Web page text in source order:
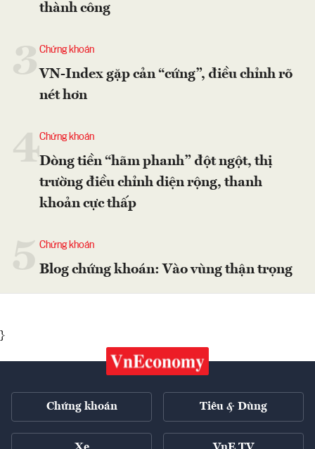
thành công
Chứng khoán
VN-Index gặp cản “cứng”, điều chỉnh rõ
nét hơn
4Chứng khoán
Dòng tiền “hãm phanh” đột ngột, thị
trường điều chỉnh diện rộng, thanh
khoản cực thấp
Chứng khoán
Blog chứng khoán: Vào vùng thận trọng
}
Chứng khoán Tiêu & Dùng